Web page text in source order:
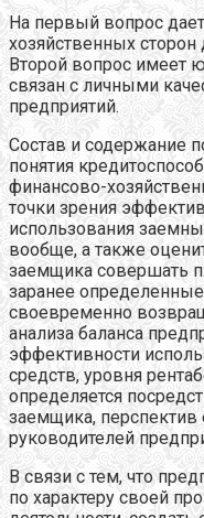
На первый вопрос
хозяйственных сторон
Второй вопрос имеет
связан с личными
предприятий.
Состав и содержание
понятия
финансово-
точки зрения
использования
вообще, а также
заемщика совершать
заранее
своевременно
анализа баланса
эффективности
средств, уровня
определяется
заемщика, перспектив
руководителей
В связи с тем, что
по характеру своей